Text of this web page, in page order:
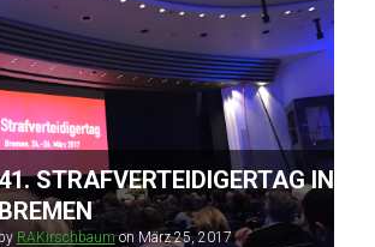
STRAFVERTEIDIGERTAG IN
by RAKirschbaumon März 25, 2017